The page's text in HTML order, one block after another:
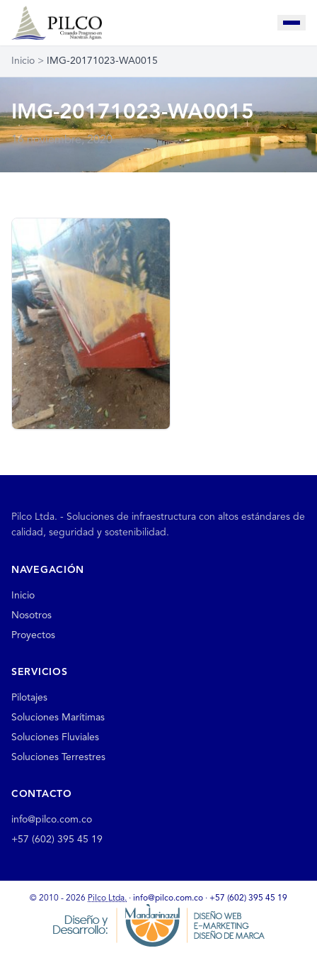
Inicio > IMG-20171023-WA0015
IMG-20171023-WA0015
16 noviembre, 2020
Pilco Ltda. - Soluciones de infraestructura con altos estándares de
calidad, seguridad y sostenibilidad.
NAVEGACIÓN
Inicio
Nosotros
Proyectos
SERVICIOS
Pilotajes
Soluciones Marítimas
Soluciones Fluviales
Soluciones Terrestres
CONTACTO
info@pilco.com.co
+57 (602) 395 45 19
© 2010 - 2026 Pilco Ltda. · info@pilco.com.co · +57 (602) 395 45 19